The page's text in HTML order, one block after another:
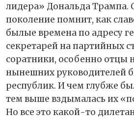
лидера» Дональда Трампа.
поколение помнит, как
былые времена по адресу
секретарей на партийных
соратники, особенно отцы
нынешних руководителей
республик. И чем глубже
тем выше вздымалась их
Но все это какой-то